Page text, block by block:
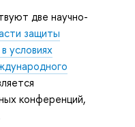
две научно-
защиты
условиях
конференций,